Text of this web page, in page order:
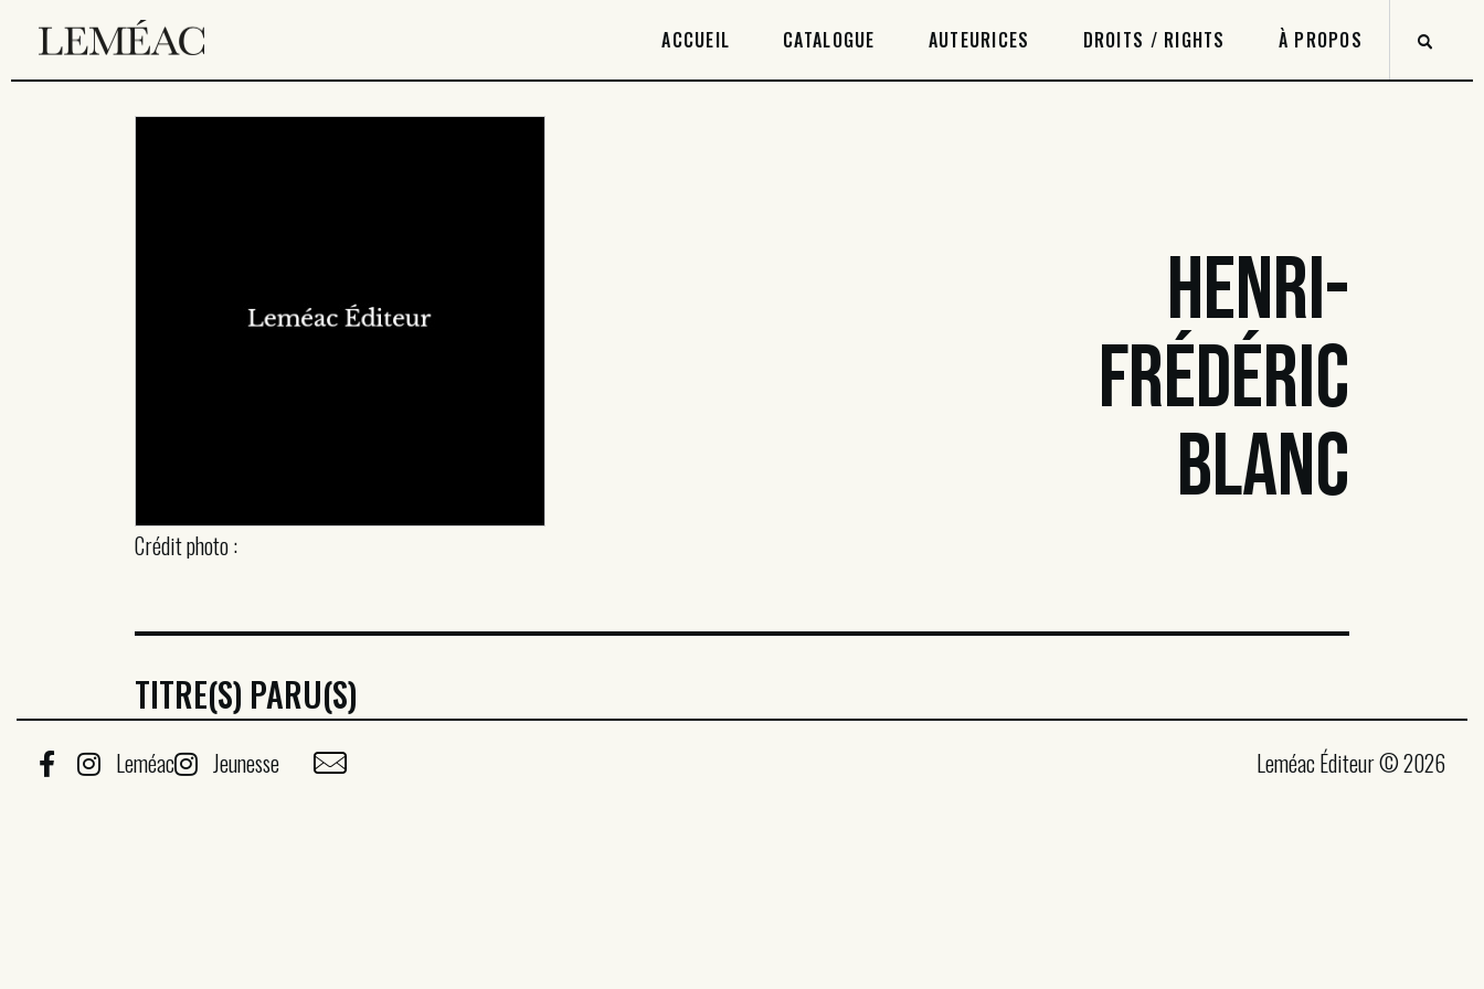
ACCUEIL CATALOGUE AUTEURICES DROITS / RIGHTS À PROPOS
CATALOGUE
Crédit photo :
HENRI-
FRÉDÉRIC
BLANC
TITRE(S) PARU(S)
Leméac Jeunesse Leméac Éditeur © 2026